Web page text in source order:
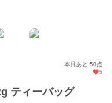
本日あと 50点
5
ティーバッグ